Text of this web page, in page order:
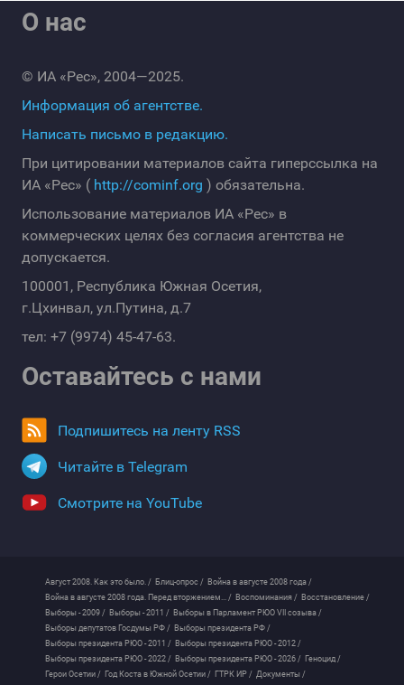
О нас
© ИА «Рес», 2004—2025.
Информация об агентстве.
Написать письмо в редакцию.
При цитировании материалов сайта гиперссылка на
ИА «Рес» ( http://cominf.org ) обязательна.
Использование материалов ИА «Рес» в
коммерческих целях без согласия агентства не
допускается.
100001, Республика Южная Осетия,
г.Цхинвал, ул.Путина, д.7
тел: +7 (9974) 45-47-63.
Оставайтесь с нами
Подпишитесь на ленту RSS
Читайте в Telegram
Смотрите на YouTube
Август 2008. Как это было. / Блиц-опрос / Война в августе 2008 года /
Война в августе 2008 года. Перед вторжением... / Воспоминания / Восстановление /
Выборы - 2009 / Выборы - 2011 / Выборы в Парламент РЮО VII созыва /
Выборы депутатов Госдумы РФ / Выборы президента РФ /
Выборы президента РЮО - 2011 / Выборы президента РЮО - 2012 /
Выборы президента РЮО - 2022 / Выборы президента РЮО - 2026 / Геноцид /
Герои Осетии / Год Коста в Южной Осетии / ГТРК ИР / Документы /